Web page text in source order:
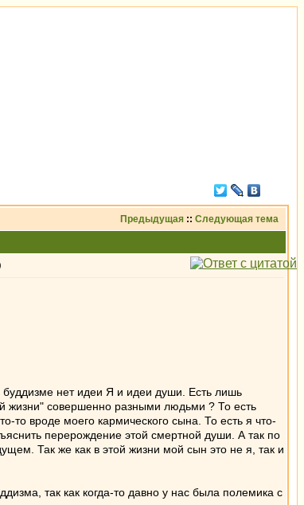
Предыдущая :: Следующая тема
буддизме нет идеи Я и идеи души. Есть лишь
жизни" совершенно разными людьми ? То есть
то вроде моего кармического сына. То есть я что-
перерождение этой смертной души. А так по
Так же как в этой жизни мой сын это не я, так и
так как когда-то давно у нас была полемика с